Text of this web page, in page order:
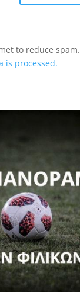
to reduce spam.
is processed.